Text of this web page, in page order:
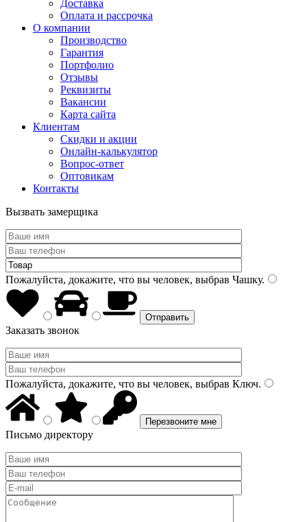
Доставка
Оплата и рассрочка
О компании
Производство
Гарантия
Портфолио
Отзывы
Реквизиты
Вакансии
Карта сайта
Клиентам
Скидки и акции
Онлайн-калькулятор
Вопрос-ответ
Оптовикам
Контакты
Вызвать замерщика
Пожалуйста, докажите, что вы человек, выбрав Чашку.
Заказать звонок
Пожалуйста, докажите, что вы человек, выбрав Ключ.
Письмо директору